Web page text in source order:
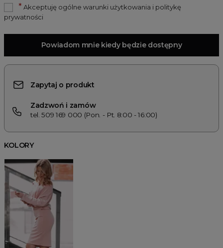
* Akceptuję ogólne warunki użytkowania i politykę
prywatności
Powiadom mnie kiedy będzie dostępny
Zapytaj o produkt
Zadzwoń i zamów
tel. 509 169 000 (Pon. - Pt. 8:00 - 16:00)
KOLORY